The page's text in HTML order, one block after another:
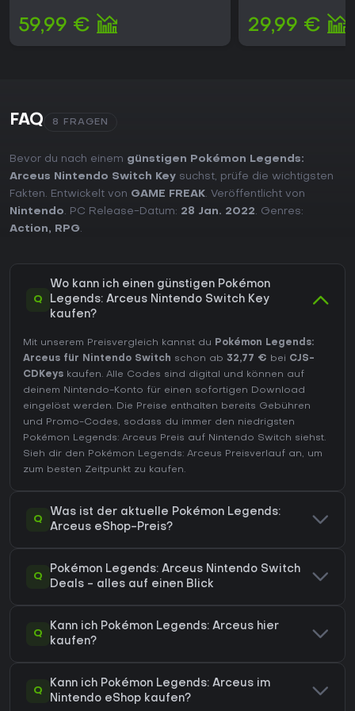
als vollständiges Paket mit allen wichtigen Updates vor und
läuft stabil auf der Nintendo Switch, sowohl im Handheld-
als auch im TV-Modus. Es richtet sich an Spieler, die eine
eigenständig ohne zusätzliche Features.
59,99 € 29,99 €
FAQ 8 FRAGEN
Bevor du nach einem günstigen Pokémon Legends:
Arceus Nintendo Switch Key suchst, prüfe die wichtigsten
Fakten. Entwickelt von GAME FREAK. Veröffentlicht von
Nintendo. PC Release-Datum: 28 Jan. 2022. Genres:
Action, RPG.
Q
Wo kann ich einen günstigen Pokémon
Legends: Arceus Nintendo Switch Key
kaufen?
Mit unserem Preisvergleich kannst du Pokémon Legends:
Arceus für Nintendo Switch schon ab 32,77 € bei CJS-
CDKeys kaufen. Alle Codes sind digital und können auf
deinem Nintendo-Konto für einen sofortigen Download
eingelöst werden. Die Preise enthalten bereits Gebühren
und Promo-Codes, sodass du immer den niedrigsten
Pokémon Legends: Arceus Preis auf Nintendo Switch siehst.
Sieh dir den Pokémon Legends: Arceus Preisverlauf an, um
zum besten Zeitpunkt zu kaufen.
Q
Was ist der aktuelle Pokémon Legends:
Arceus eShop-Preis?
Q
Pokémon Legends: Arceus Nintendo Switch
Deals - alles auf einen Blick
Q
Kann ich Pokémon Legends: Arceus hier
kaufen?
Q
Kann ich Pokémon Legends: Arceus im
Nintendo eShop kaufen?